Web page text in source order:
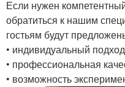
Если нужен
обратиться к нашим
гостьям будут
• индивидуальный
• профессиональная
• возможность